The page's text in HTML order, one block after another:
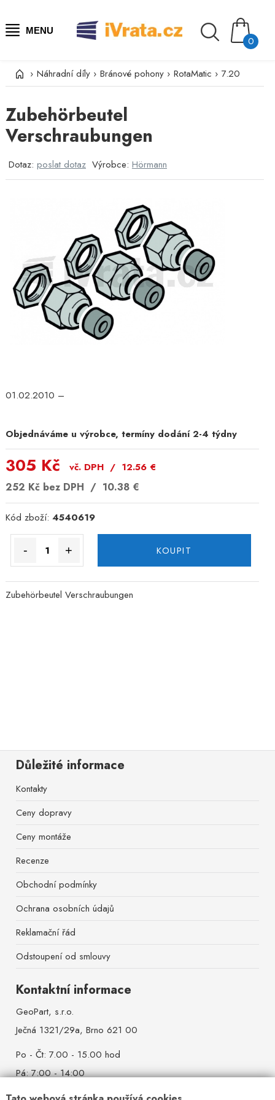
MENU
0
› Náhradní díly › Bránové pohony › RotaMatic › 7.20
Zubehörbeutel
Verschraubungen
Dotaz: poslat dotaz Výrobce: Hörmann
01.02.2010 –
Objednáváme u výrobce, termíny dodání 2-4 týdny
305 Kč vč. DPH / 12.56€
252 Kč bez DPH / 10.38€
Kód zboží: 4540619
- + KOUPIT
Zubehörbeutel Verschraubungen
Důležité informace
Kontakty
Ceny dopravy
Ceny montáže
Recenze
Obchodní podmínky
Ochrana osobních údajů
Reklamační řád
Odstoupení od smlouvy
Kontaktní informace
GeoPart, s.r.o.
Ječná 1321/29a, Brno 621 00
Po - Čt: 7.00 - 15.00 hod
Pá: 7:00 - 14:00
So - Ne: zavřeno